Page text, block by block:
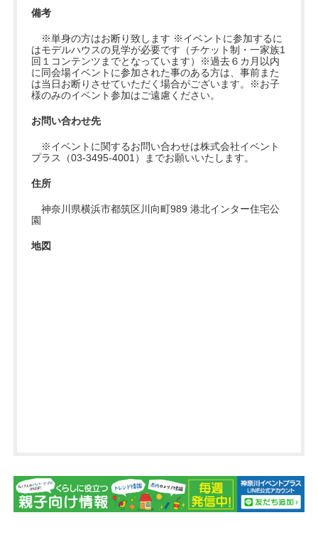
備考
※単身の方はお断り致します ※イベントに参加するに
はモデルハウスの見学が必要です（チケット制・一家族1
回１コンテンツまでとなっています）※過去６カ月以内
に同会場イベントに参加された事のある方は、事前また
は当日お断りさせていただく場合がございます。※お子
様のみのイベント参加はご遠慮ください。
お問い合わせ先
※イベントに関するお問い合わせは株式会社イベント
プラス（03-3495-4001）までお願いいたします。
住所
神奈川県横浜市都筑区川向町989 港北インター住宅公
園
地図